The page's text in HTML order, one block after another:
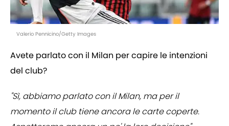
Valerio Pennicino/Getty Images
Avete parlato con il Milan per capire le intenzioni
del club?
"Sì, abbiamo parlato con il Milan, ma per il
momento il club tiene ancora le carte coperte.